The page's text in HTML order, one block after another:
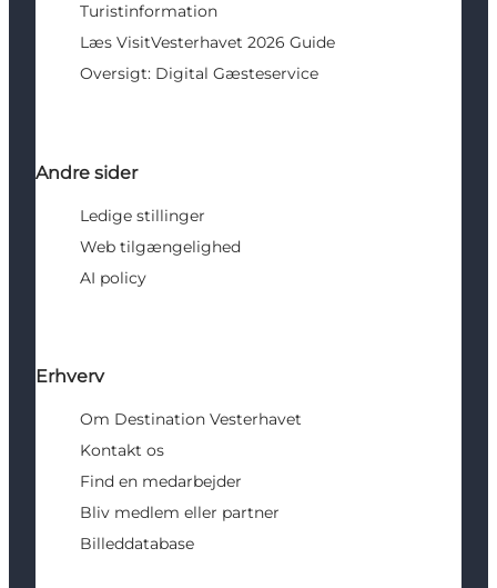
Turistinformation
Læs VisitVesterhavet 2026 Guide
Oversigt: Digital Gæsteservice
Andre sider
Ledige stillinger
Web tilgængelighed
AI policy
Erhverv
Om Destination Vesterhavet
Kontakt os
Find en medarbejder
Bliv medlem eller partner
Billeddatabase